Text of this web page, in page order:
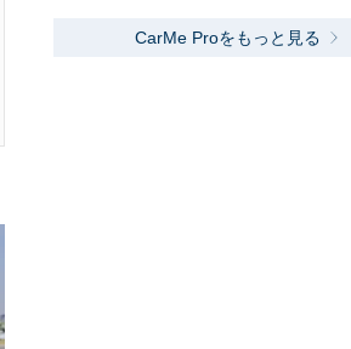
CarMe Proをもっと見る